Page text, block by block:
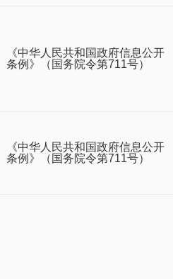
《中华人民共和国政府信息公开
条例》（国务院令第711号）
《中华人民共和国政府信息公开
条例》（国务院令第711号）